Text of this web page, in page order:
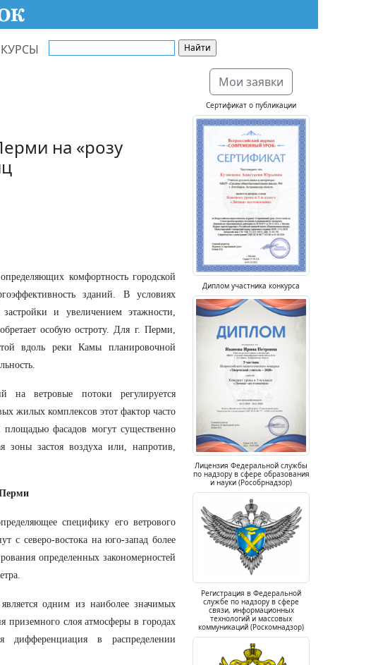
КУРСЫ
на «розу
комфортность городской
зданий. В условиях
и увеличением этажности,
особую остроту. Для г. Перми,
вдоль реки Камы планировочной
ветровые потоки регулируется
жилых комплексов этот фактор часто
фасадов могут существенно
зоны застоя воздуха или, напротив,
специфику его ветрового
с северо-востока на юго-запад более
определенных закономерностей
одним из наиболее значимых
приземного слоя атмосферы в городах
дифференциация в распределении
Мои заявки
Сертификат о публикации
Диплом участника конкурса
Лицензия Федеральной службы
по надзору в сфере образования
и науки (Рособрнадзор)
Регистрация в Федеральной
службе по надзору в сфере
связи, информационных
технологий и массовых
коммуникаций (Роскомнадзор)